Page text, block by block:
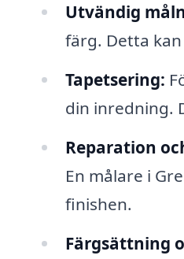
Utvändig
färg. Detta
Tapetsering:
din inredning.
Reparation
En målare i
finishen.
Färgsättning